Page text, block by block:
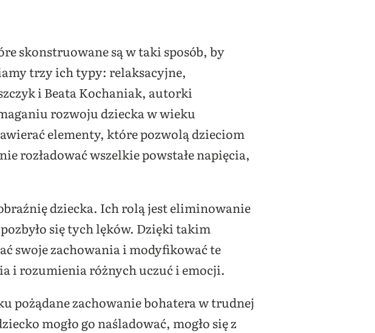
skonstruowane są w taki sposób, by
trzy ich typy: relaksacyjne,
i Beata Kochaniak, autorki
rozwoju dziecka w wieku
elementy, które pozwolą dzieciom
rozładować wszelkie powstałe napięcia,
dziecka. Ich rolą jest eliminowanie
się tych lęków. Dzięki takim
swoje zachowania i modyfikować te
i rozumienia różnych uczuć i emocji.
pożądane zachowanie bohatera w trudnej
mogło go naśladować, mogło się z